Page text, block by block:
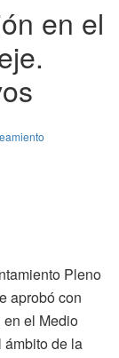
en el
Pleno
aprobó con
el Medio
ámbito de la